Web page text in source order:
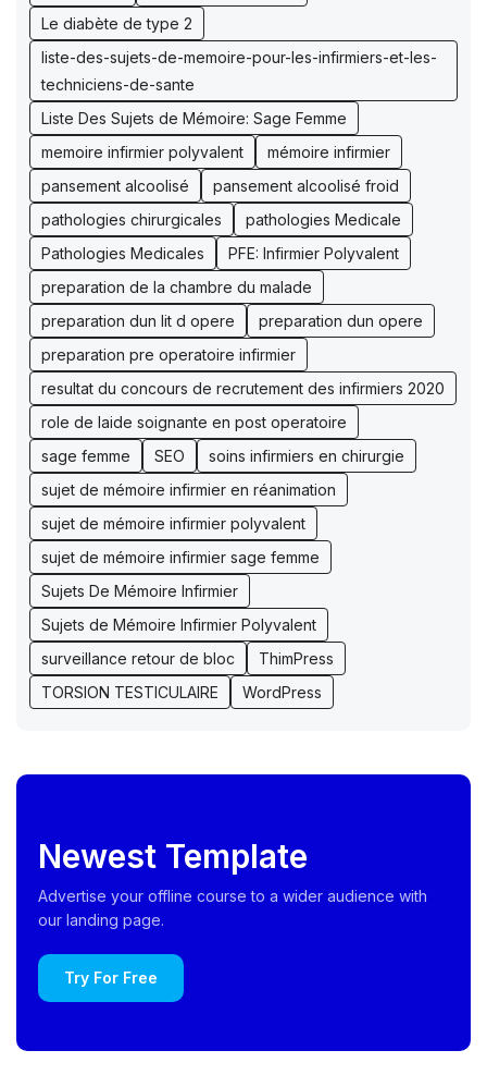
Le diabète de type 2
liste-des-sujets-de-memoire-pour-les-infirmiers-et-les-
techniciens-de-sante
Liste Des Sujets de Mémoire: Sage Femme
memoire infirmier polyvalent
mémoire infirmier
pansement alcoolisé
pansement alcoolisé froid
pathologies chirurgicales
pathologies Medicale
Pathologies Medicales
PFE: Infirmier Polyvalent
preparation de la chambre du malade
preparation dun lit d opere
preparation dun opere
preparation pre operatoire infirmier
resultat du concours de recrutement des infirmiers 2020
role de laide soignante en post operatoire
sage femme
SEO
soins infirmiers en chirurgie
sujet de mémoire infirmier en réanimation
sujet de mémoire infirmier polyvalent
sujet de mémoire infirmier sage femme
Sujets De Mémoire Infirmier
Sujets de Mémoire Infirmier Polyvalent
surveillance retour de bloc
ThimPress
TORSION TESTICULAIRE
WordPress
Newest Template
Advertise your offline course to a wider audience with
our landing page.
Try For Free